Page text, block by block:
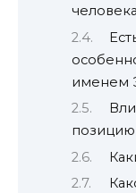
именем
позицию